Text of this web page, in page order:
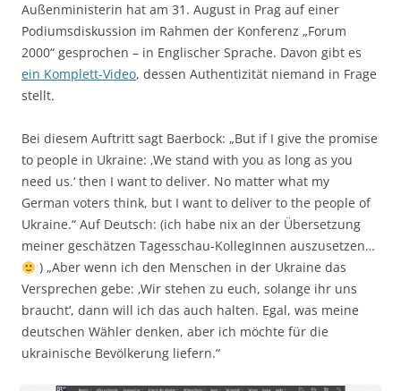
Außenministerin hat am 31. August in Prag auf einer
Podiumsdiskussion im Rahmen der Konferenz „Forum
2000“ gesprochen – in Englischer Sprache. Davon gibt es
ein Komplett-Video, dessen Authentizität niemand in Frage
stellt.
Bei diesem Auftritt sagt Baerbock: „But if I give the promise
to people in Ukraine: ‚We stand with you as long as you
need us.‘ then I want to deliver. No matter what my
German voters think, but I want to deliver to the people of
Ukraine.“ Auf Deutsch: (ich habe nix an der Übersetzung
meiner geschätzen Tagesschau-KollegInnen auszusetzen…
) „Aber wenn ich den Menschen in der Ukraine das
Versprechen gebe: ‚Wir stehen zu euch, solange ihr uns
braucht‘, dann will ich das auch halten. Egal, was meine
deutschen Wähler denken, aber ich möchte für die
ukrainische Bevölkerung liefern.“